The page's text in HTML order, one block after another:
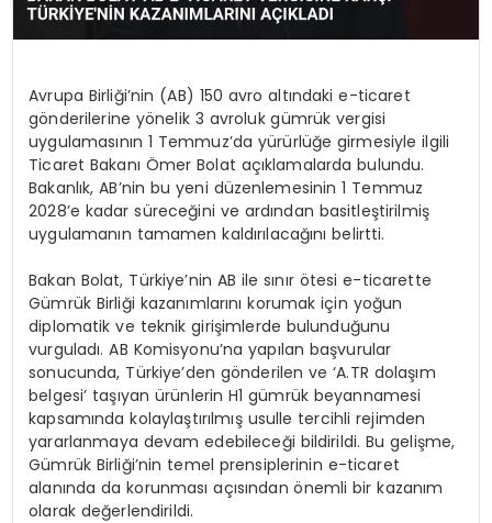
Avrupa Birliği’nin (AB) 150 avro altındaki e-ticaret
gönderilerine yönelik 3 avroluk gümrük vergisi
uygulamasının 1 Temmuz’da yürürlüğe girmesiyle ilgili
Ticaret Bakanı Ömer Bolat açıklamalarda bulundu.
Bakanlık, AB’nin bu yeni düzenlemesinin 1 Temmuz
2028’e kadar süreceğini ve ardından basitleştirilmiş
uygulamanın tamamen kaldırılacağını belirtti.
Bakan Bolat, Türkiye’nin AB ile sınır ötesi e-ticarette
Gümrük Birliği kazanımlarını korumak için yoğun
diplomatik ve teknik girişimlerde bulunduğunu
vurguladı. AB Komisyonu’na yapılan başvurular
sonucunda, Türkiye’den gönderilen ve ‘A.TR dolaşım
belgesi’ taşıyan ürünlerin H1 gümrük beyannamesi
kapsamında kolaylaştırılmış usulle tercihli rejimden
yararlanmaya devam edebileceği bildirildi. Bu gelişme,
Gümrük Birliği’nin temel prensiplerinin e-ticaret
alanında da korunması açısından önemli bir kazanım
olarak değerlendirildi.